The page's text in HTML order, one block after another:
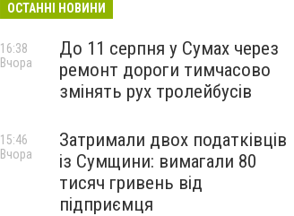
ОСТАННІ НОВИНИ
До 11 серпня у Сумах через
ремонт дороги тимчасово
змінять рух тролейбусів
16:38
Вчора
Затримали двох податківців
із Сумщини: вимагали 80
тисяч гривень від
підприємця
15:46
Вчора